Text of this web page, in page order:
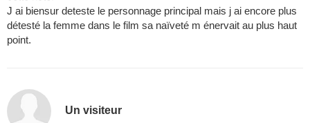
J ai biensur deteste le personnage principal mais j ai encore plus
détesté la femme dans le film sa naïveté m énervait au plus haut
point.
Un visiteur